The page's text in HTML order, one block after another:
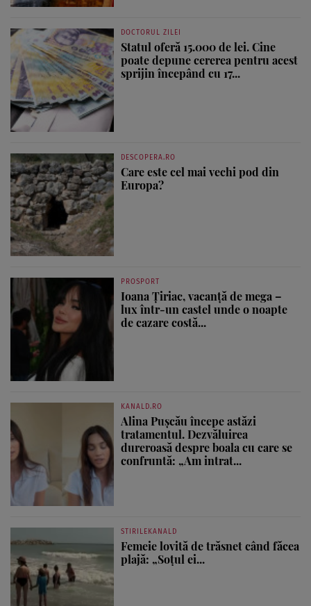
DOCTORUL ZILEI
Statul oferă 15.000 de lei. Cine
poate depune cererea pentru acest
sprijin începând cu 17...
DESCOPERA.RO
Care este cel mai vechi pod din
Europa?
PROSPORT
Ioana Țiriac, vacanță de mega –
lux într-un castel unde o noapte
de cazare costă...
KANALD.RO
Alina Pușcău începe astăzi
tratamentul. Dezvăluirea
dureroasă despre boala cu care se
confruntă: „Am intrat...
STIRILEKANALD
Femeie lovită de trăsnet când făcea
plajă: „Soțul ei...